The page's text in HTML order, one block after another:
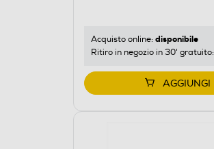
Acquisto online: disponibile
Ritiro in negozio in 30' gratuito:
AGGIUNGI